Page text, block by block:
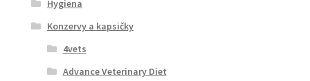
Hygiena
Konzervy a kapsičky
4vets
Advance Veterinary Diet